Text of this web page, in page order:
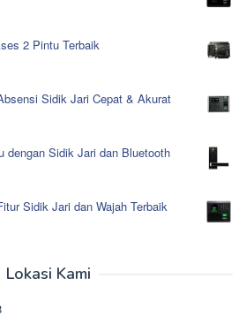
2 Pintu Terbaik
saat
Sidik Jari Cepat & Akurat
dengan Sidik Jari dan Bluetooth
Sidik Jari dan Wajah Terbaik
Lokasi Kami